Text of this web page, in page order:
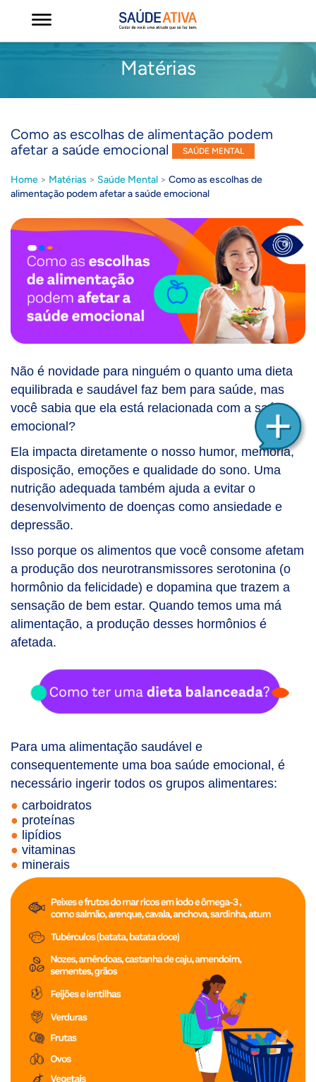
Matérias
Como as escolhas de alimentação podem
afetar a saúde emocional
SAÚDE MENTAL
Home > Matérias > Saúde Mental > Como as escolhas de
alimentação podem afetar a saúde emocional
Não é novidade para ninguém o quanto uma dieta
equilibrada e saudável faz bem para saúde, mas
você sabia que ela está relacionada com a saúde
emocional?
Ela impacta diretamente o nosso humor, memória,
disposição, emoções e qualidade do sono. Uma
nutrição adequada também ajuda a evitar o
desenvolvimento de doenças como ansiedade e
depressão.
Isso porque os alimentos que você consome afetam
a produção dos neurotransmissores serotonina (o
hormônio da felicidade) e dopamina que trazem a
sensação de bem estar. Quando temos uma má
alimentação, a produção desses hormônios é
afetada.
Para uma alimentação saudável e
consequentemente uma boa saúde emocional, é
necessário ingerir todos os grupos alimentares:
carboidratos
proteínas
lipídios
vitaminas
minerais